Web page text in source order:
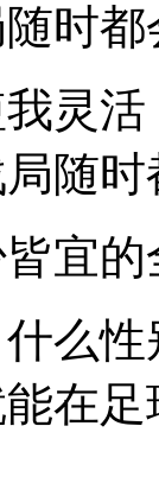
随时
灵
随
皆宜
么
在